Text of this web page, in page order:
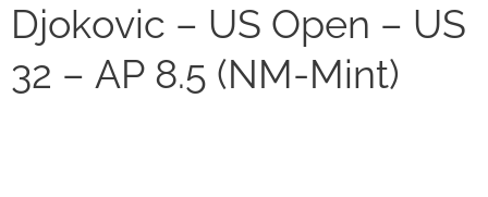
Djokovic – US Open – US
32 – AP 8.5 (NM-Mint)